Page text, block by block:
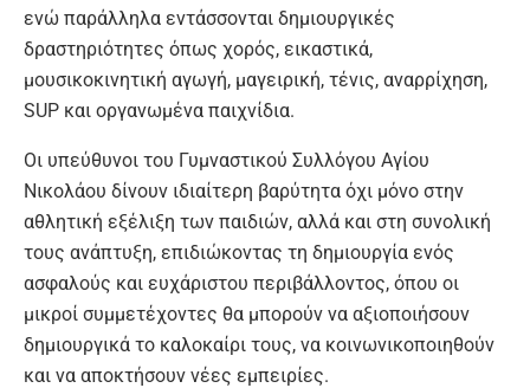
ενώ παράλληλα εντάσσονται δημιουργικές
δραστηριότητες όπως χορός, εικαστικά,
μουσικοκινητική αγωγή, μαγειρική, τένις, αναρρίχηση,
SUP και οργανωμένα παιχνίδια.
Οι υπεύθυνοι του Γυμναστικού Συλλόγου Αγίου
Νικολάου δίνουν ιδιαίτερη βαρύτητα όχι μόνο στην
αθλητική εξέλιξη των παιδιών, αλλά και στη συνολική
τους ανάπτυξη, επιδιώκοντας τη δημιουργία ενός
ασφαλούς και ευχάριστου περιβάλλοντος, όπου οι
μικροί συμμετέχοντες θα μπορούν να αξιοποιήσουν
δημιουργικά το καλοκαίρι τους, να κοινωνικοποιηθούν
και να αποκτήσουν νέες εμπειρίες.